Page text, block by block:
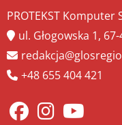
PROTEKST Komputer
ul. Głogowska 1,
+48 655 404 421